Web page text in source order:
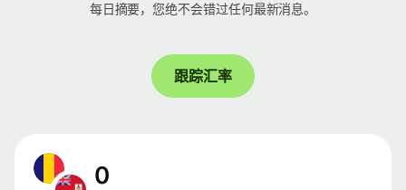
每日摘要，您绝不会错过任何最新消息。
跟踪汇率
0